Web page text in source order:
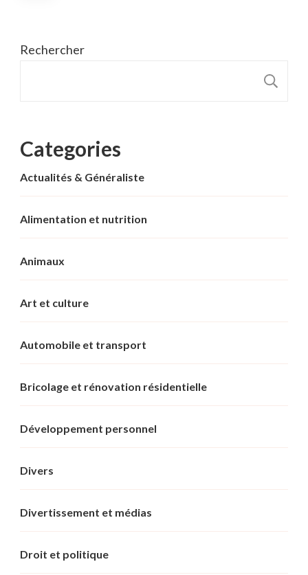
Rechercher
Categories
Actualités & Généraliste
Alimentation et nutrition
Animaux
Art et culture
Automobile et transport
Bricolage et rénovation résidentielle
Développement personnel
Divers
Divertissement et médias
Droit et politique